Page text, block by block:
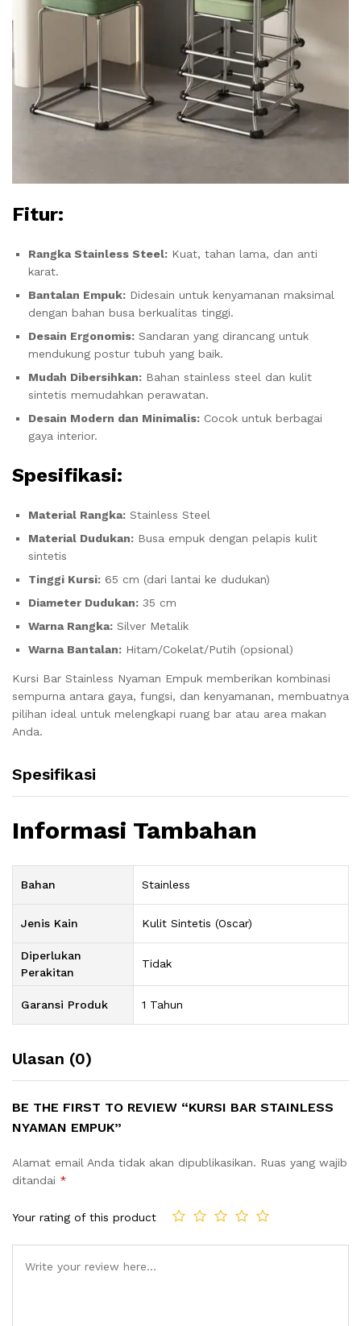
Fitur:
Rangka Stainless Steel: Kuat, tahan lama, dan anti
karat.
Bantalan Empuk: Didesain untuk kenyamanan maksimal
dengan bahan busa berkualitas tinggi.
Desain Ergonomis: Sandaran yang dirancang untuk
mendukung postur tubuh yang baik.
Mudah Dibersihkan: Bahan stainless steel dan kulit
sintetis memudahkan perawatan.
Desain Modern dan Minimalis: Cocok untuk berbagai
gaya interior.
Spesifikasi:
Material Rangka: Stainless Steel
Material Dudukan: Busa empuk dengan pelapis kulit
sintetis
Tinggi Kursi: 65 cm (dari lantai ke dudukan)
Diameter Dudukan: 35 cm
Warna Rangka: Silver Metalik
Warna Bantalan: Hitam/Cokelat/Putih (opsional)
Kursi Bar Stainless Nyaman Empuk memberikan kombinasi
sempurna antara gaya, fungsi, dan kenyamanan, membuatnya
pilihan ideal untuk melengkapi ruang bar atau area makan
Anda.
Spesifikasi
Informasi Tambahan
Bahan Stainless
Jenis Kain Kulit Sintetis (Oscar)
Diperlukan
Perakitan
Tidak
Garansi Produk 1 Tahun
Ulasan (0)
BE THE FIRST TO REVIEW “KURSI BAR STAINLESS
NYAMAN EMPUK”
Alamat email Anda tidak akan dipublikasikan. Ruas yang wajib
ditandai *
Your rating of this product